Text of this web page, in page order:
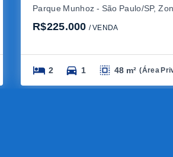
Parque Munhoz - São Paulo/SP,
R$225.000 / VENDA
2 1 48 m² (Área